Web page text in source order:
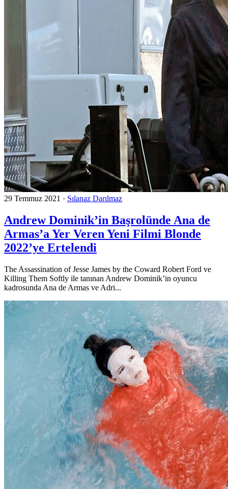
29 Temmuz 2021 · Sılanaz Darılmaz
Andrew Dominik’in Başrolünde Ana de
Armas’a Yer Veren Yeni Filmi Blonde
2022’ye Ertelendi
The Assassination of Jesse James by the Coward Robert Ford ve
Killing Them Softly ile tanınan Andrew Dominik’in oyuncu
kadrosunda Ana de Armas ve Adri...